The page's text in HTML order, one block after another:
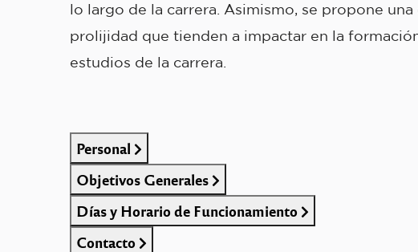
lo largo de la carrera. Asimismo, se propone
prolijidad que tienden a impactar en la
estudios de la carrera.
Personal
Objetivos Generales
Días y Horario de Funcionamiento
Contacto